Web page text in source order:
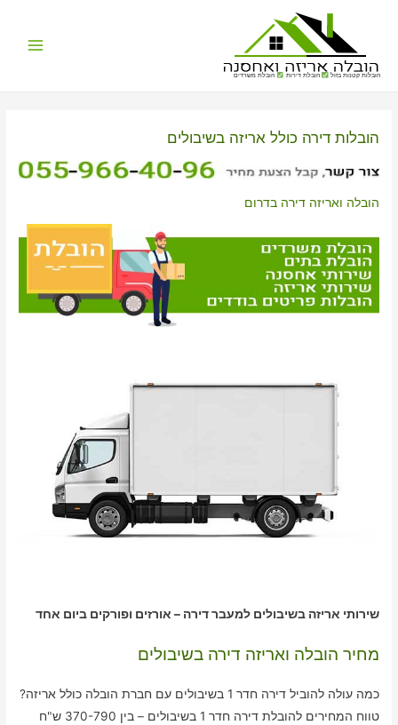
הובלות קטנות בזול הובלת דירות הובלת משרדים
הובלות דירה כולל אריזה בשיבולים
הובלה ואריזה דירה בדרום
שירותי אריזה בשיבולים למעבר דירה – אורזים ופורקים ביום אחד
מחיר הובלה ואריזה דירה בשיבולים
כמה עולה להוביל דירה חדר 1 בשיבולים עם חברת הובלה כולל אריזה?
טווח המחירים להובלת דירה חדר 1 בשיבולים – בין 370-790 ש"ח